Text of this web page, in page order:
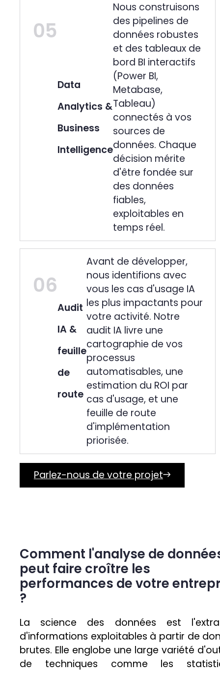
05
Data
Analytics &
Business
Intelligence
Nous construisons
des pipelines de
données robustes
et des tableaux de
bord BI interactifs
(Power BI,
Metabase,
Tableau)
connectés à vos
sources de
données. Chaque
décision mérite
d'être fondée sur
des données
fiables,
exploitables en
temps réel.
06
Audit
IA &
feuille
de
route
Avant de développer,
nous identifions avec
vous les cas d'usage IA
les plus impactants pour
votre activité. Notre
audit IA livre une
cartographie de vos
processus
automatisables, une
estimation du ROI par
cas d'usage, et une
feuille de route
d'implémentation
priorisée.
Parlez-nous de votre projet
Comment l'analyse de
peut faire croître les
performances de votre
?
La science des données est
d'informations exploitables à partir de
brutes. Elle englobe une large variété
de techniques comme les